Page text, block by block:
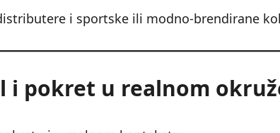
i sportske ili modno-brendirane
i pokret u realnom